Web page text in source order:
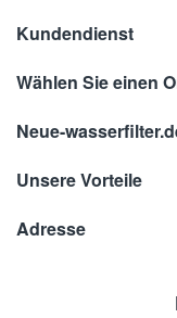
Kundendienst
Wählen Sie einen
Neue-
Unsere Vorteile
Adresse